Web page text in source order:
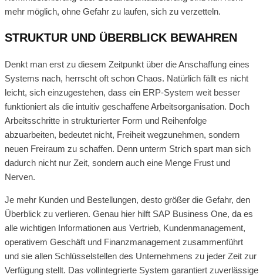
mehr möglich, ohne Gefahr zu laufen, sich zu verzetteln.
STRUKTUR UND ÜBERBLICK BEWAHREN
Denkt man erst zu diesem Zeitpunkt über die Anschaffung eines
Systems nach, herrscht oft schon Chaos. Natürlich fällt es nicht
leicht, sich einzugestehen, dass ein ERP-System weit besser
funktioniert als die intuitiv geschaffene Arbeitsorganisation. Doch
Arbeitsschritte in strukturierter Form und Reihenfolge
abzuarbeiten, bedeutet nicht, Freiheit wegzunehmen, sondern
neuen Freiraum zu schaffen. Denn unterm Strich spart man sich
dadurch nicht nur Zeit, sondern auch eine Menge Frust und
Nerven.
Je mehr Kunden und Bestellungen, desto größer die Gefahr, den
Überblick zu verlieren. Genau hier hilft SAP Business One, da es
alle wichtigen Informationen aus Vertrieb, Kundenmanagement,
operativem Geschäft und Finanzmanagement zusammenführt
und sie allen Schlüsselstellen des Unternehmens zu jeder Zeit zur
Verfügung stellt. Das vollintegrierte System garantiert zuverlässige